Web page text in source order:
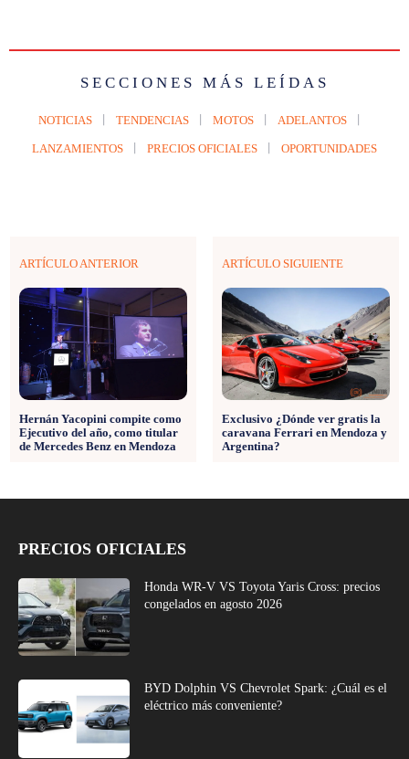
SECCIONES MÁS LEÍDAS
NOTICIAS TENDENCIAS MOTOS ADELANTOS
LANZAMIENTOS PRECIOS OFICIALES OPORTUNIDADES
ARTÍCULO ANTERIOR
Hernán Yacopini compite como
Ejecutivo del año, como titular
de Mercedes Benz en Mendoza
ARTÍCULO SIGUIENTE
Exclusivo ¿Dónde ver gratis la
caravana Ferrari en Mendoza y
Argentina?
PRECIOS OFICIALES
Honda WR-V VS Toyota Yaris Cross: precios
congelados en agosto 2026
BYD Dolphin VS Chevrolet Spark: ¿Cuál es el
eléctrico más conveniente?